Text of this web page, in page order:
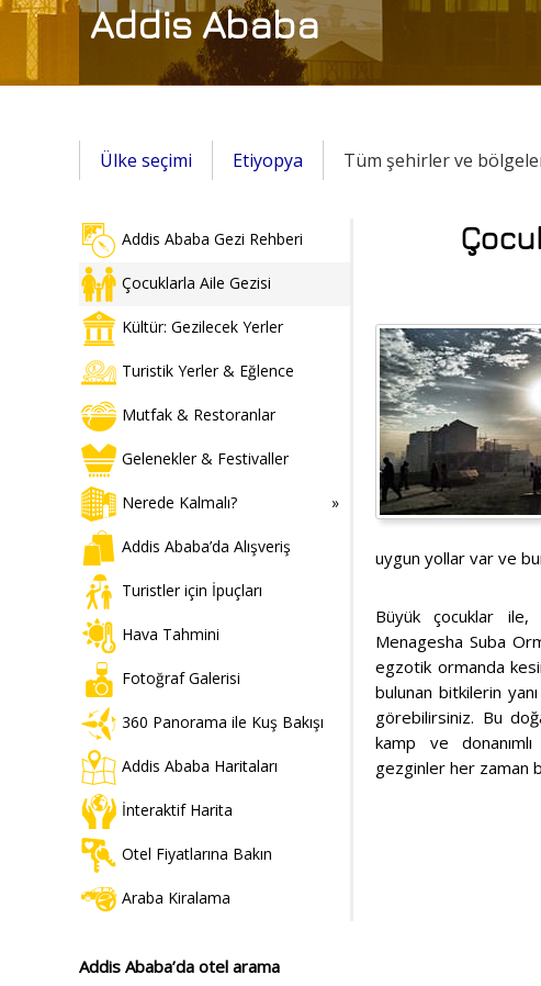
Addis Ababa
Ülke seçimi Etiyopya Tüm şehirler ve
Addis Ababa Gezi Rehberi
Çocuklarla Aile Gezisi
Kültür: Gezilecek Yerler
Turistik Yerler & Eğlence
Mutfak & Restoranlar
Gelenekler & Festivaller
Nerede Kalmalı?
Addis Ababa’da Alışveriş
Turistler için İpuçları
Hava Tahmini
Fotoğraf Galerisi
360 Panorama ile Kuş Bakışı
Addis Ababa Haritaları
İnteraktif Harita
Otel Fiyatlarına Bakın
Araba Kiralama
Addis Ababa’da otel arama
uygun yollar var ve
Büyük çocuklar ile,
Menagesha Suba
egzotik ormanda
bulunan bitkilerin
görebilirsiniz. Bu
kamp ve
gezginler her zaman